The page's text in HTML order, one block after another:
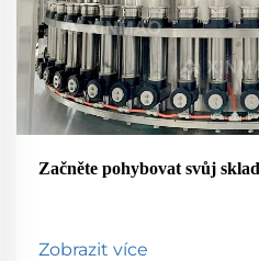
Začněte pohybovat svůj sklad
Zobrazit více